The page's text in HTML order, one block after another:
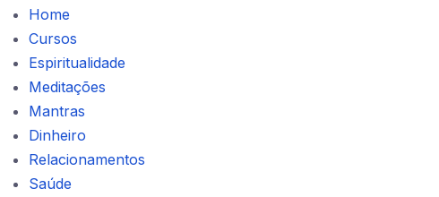
Home
Cursos
Espiritualidade
Meditações
Mantras
Dinheiro
Relacionamentos
Saúde